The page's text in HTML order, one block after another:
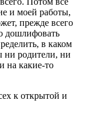
и моей работы,
прежде всего
дошлифовать
в каком
ни родители, ни
на какие-то
к открытой и